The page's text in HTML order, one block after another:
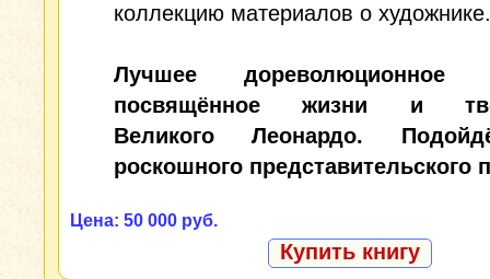
коллекцию материалов о художнике.
Лучшее дореволюционное
посвящённое жизни и
Великого Леонардо.
роскошного представительского
Цена: 50 000 руб.
Купить книгу